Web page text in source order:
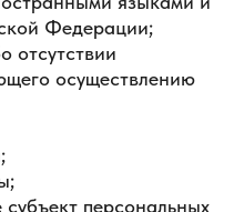
Федерации;
отсутствии
осуществлению
персональных